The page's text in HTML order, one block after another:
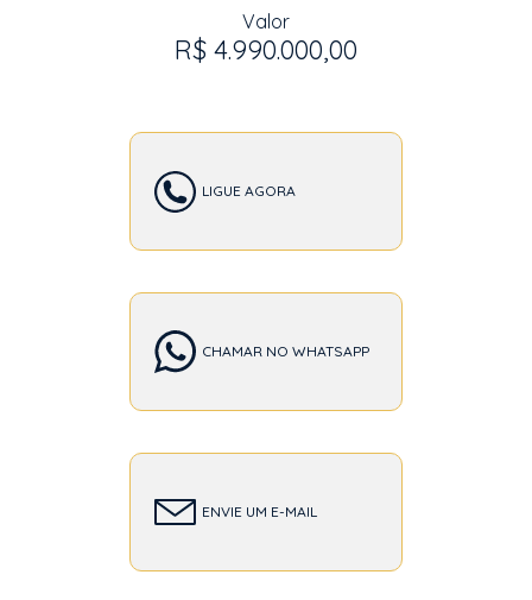
Valor
R$ 4.990.000,00
LIGUE AGORA
CHAMAR NO WHATSAPP
ENVIE UM E-MAIL